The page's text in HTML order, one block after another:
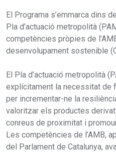
El Programa s’emmarca dins
Pla d’actuació metropolità
competències pròpies de
desenvolupament sostenible
El Pla d’actuació metropolità
explícitament la necessitat de
per incrementar-ne la
valoritzar els productes
conreus de proximitat i
Les competències de l’AMB,
del Parlament de Catalunya,